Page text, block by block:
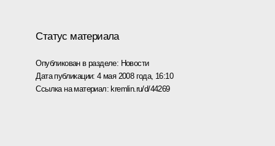
Статус материала
Опубликован в разделе: Новости
Дата публикации:4 мая 2008 года, 16:10
Ссылка на материал:kremlin.ru/d/44269